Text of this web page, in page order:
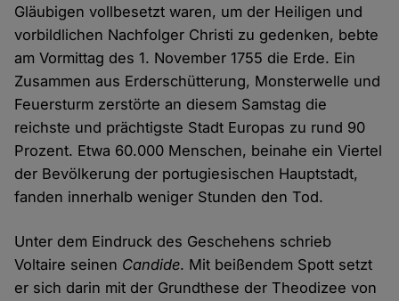
Gläubigen vollbesetzt waren, um der Heiligen und
vorbildlichen Nachfolger Christi zu gedenken, bebte
am Vormittag des 1. November 1755 die Erde. Ein
Zusammen aus Erderschütterung, Monsterwelle und
Feuersturm zerstörte an diesem Samstag die
reichste und prächtigste Stadt Europas zu rund 90
Prozent. Etwa 60.000 Menschen, beinahe ein Viertel
der Bevölkerung der portugiesischen Hauptstadt,
fanden innerhalb weniger Stunden den Tod.
Unter dem Eindruck des Geschehens schrieb
Voltaire seinen Candide. Mit beißendem Spott setzt
er sich darin mit der Grundthese der Theodizee von